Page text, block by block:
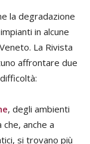
la degradazione
in alcune
La Rivista
affrontare due
, degli ambienti
anche a
si trovano più